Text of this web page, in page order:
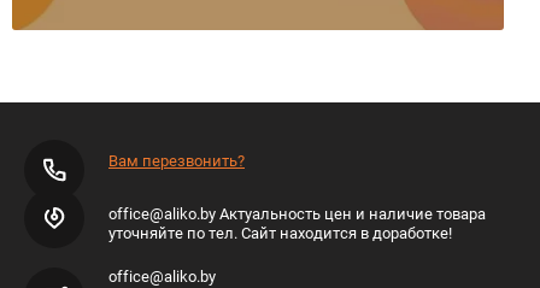
Вам перезвонить?
office@aliko.by Актуальность цен и наличие товара
уточняйте по тел. Сайт находится в доработке!
office@aliko.by